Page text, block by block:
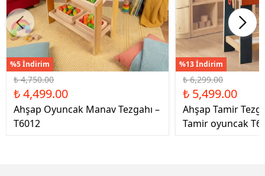
%5 İndirim
₺ 4,750.00
₺ 4,499.00
Ahşap Oyuncak Manav Tezgahı –
T6012
%13 İndirim
₺ 6,299.00
₺ 5,499.00
Ahşap Tamir
Tamir oyuncak